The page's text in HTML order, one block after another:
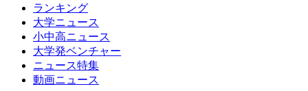
ランキング
大学ニュース
小中高ニュース
大学発ベンチャー
ニュース特集
動画ニュース